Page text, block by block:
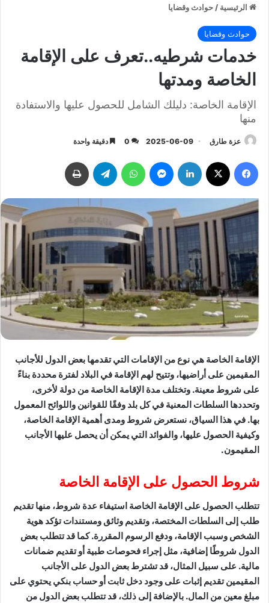
الرئيسية / حوادث وقضايا
حوادث وقضايا
خدمات شرطيه..تعرف على الإقامة
الخاصة ومدتها
الإقامة الخاصة: دليلك الشامل للحصول عليها والاستفادة
منها
عزة طارق 2025-06-09
0 دقيقة واحدة
الإقامة الخاصة هي نوع من الإقامات التي تقدمها بعض الدول للأجانب
المقيمين على أراضيها، وتتيح لهم الإقامة في البلاد لفترة محددة بناءً
على شروط معينة. وتختلف مدة الإقامة الخاصة من دولة لأخرى،
وتحددها السلطات المعنية في كل بلد وفقًا للقوانين واللوائح المعمول
بها. في هذا السياق، نستعرض شروط ومدى أهمية الإقامة الخاصة،
وكيفية الحصول عليها، والفوائد التي يمكن أن يحصل عليها الأجانب
المقيمون.
شروط الحصول على الإقامة الخاصة
تتطلب الحصول على الإقامة الخاصة استيفاء عدة شروط، منها تقديم
طلب إلى السلطات المختصة، وتقديم وثائق ومستندات تؤكد هوية
الشخص وسبب الإقامة، ودفع الرسوم المقررة. كما قد تتطلب بعض
الدول شروطًا إضافية، مثل إجراء فحوصات طبية أو تقديم ضمانات
مالية. على سبيل المثال، قد تشترط بعض الدول على الأجانب
المقيمين تقديم إثبات على وجود دخل ثابت أو حساب بنكي يحتوي على
مبلغ معين من المال. بالإضافة إلى ذلك، قد تتطلب بعض الدول من